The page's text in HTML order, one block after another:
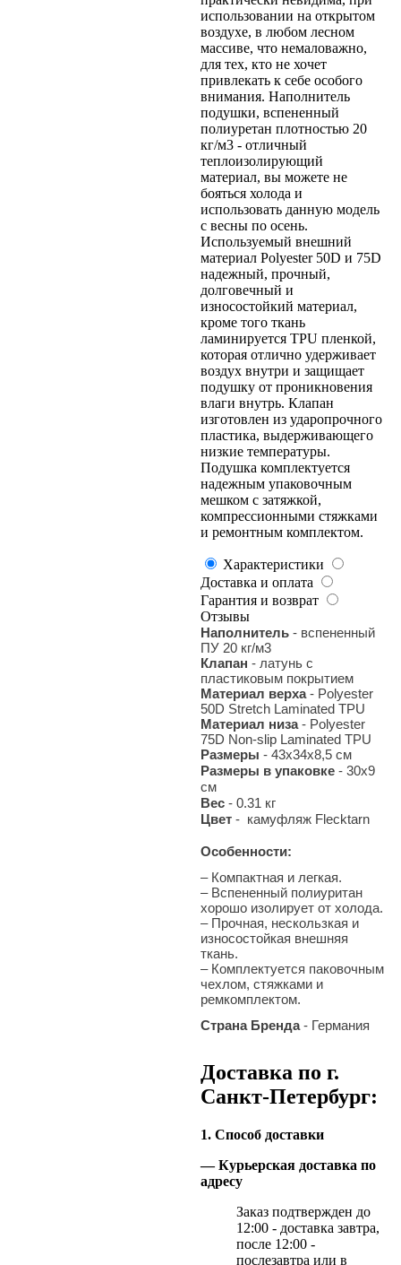
использовании на открытом
воздухе, в любом лесном
массиве, что немаловажно,
для тех, кто не хочет
привлекать к себе особого
внимания. Наполнитель
подушки, вспененный
полиуретан плотностью 20
кг/м3 - отличный
теплоизолирующий
материал, вы можете не
бояться холода и
использовать данную модель
с весны по осень.
Используемый внешний
материал Polyester 50D и 75D
надежный, прочный,
долговечный и
износостойкий материал,
кроме того ткань
ламинируется TPU пленкой,
которая отлично удерживает
воздух внутри и защищает
подушку от проникновения
влаги внутрь. Клапан
изготовлен из ударопрочного
пластика, выдерживающего
низкие температуры.
Подушка комплектуется
надежным упаковочным
мешком с затяжкой,
компрессионными стяжками
и ремонтным комплектом.
Характеристики
Доставка и оплата
Гарантия и возврат
Отзывы
Наполнитель - вспененный
ПУ 20 кг/м3
Клапан - латунь с
пластиковым покрытием
Материал верха- Polyester
50D Stretch Laminated TPU
Материал низа- Polyester
75D Non-slip Laminated TPU
Размеры - 43x34x8,5 см
Размеры в упаковке - 30х9
см
Вес - 0.31 кг
Цвет - камуфляж Flecktarn
Особенности:
– Компактная и легкая.
– Вспененный полиуритан
хорошо изолирует от холода.
– Прочная, нескользкая и
износостойкая внешняя
ткань.
– Комплектуется паковочным
чехлом, стяжками и
ремкомплектом.
Страна Бренда- Германия
Доставка по г.
Санкт-Петербург:
1. Способ доставки
— Курьерская доставка по
адресу
Заказ подтвержден до
12:00 - доставка завтра,
после 12:00 -
послезавтра или в